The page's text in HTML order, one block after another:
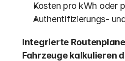
Kosten pro kWh oder
Authentifizierungs-
Integrierte
Fahrzeuge kalkulieren